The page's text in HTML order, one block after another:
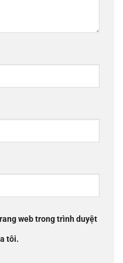
web trong trình duyệt
tôi.